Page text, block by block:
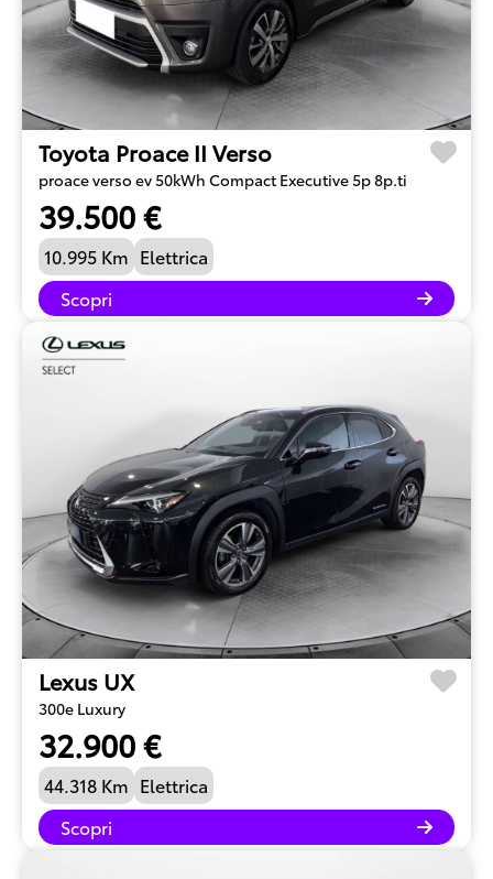
Toyota Proace II Verso
proace verso ev 50kWh Compact Executive 5p 8p.ti
39.500 €
10.995 Km Elettrica
Scopri
Lexus UX
300e Luxury
32.900 €
44.318 Km Elettrica
Scopri